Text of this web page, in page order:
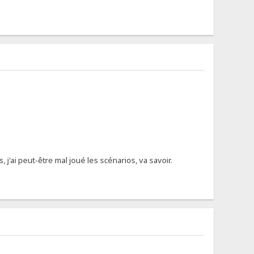
j'ai peut-être mal joué les scénarios, va savoir.